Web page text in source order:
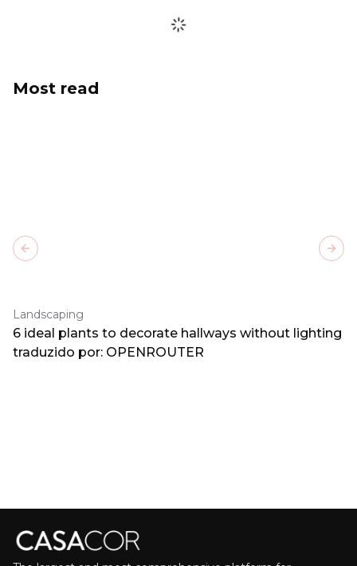
Most read
Landscaping
6 ideal plants to decorate hallways without lighting
traduzido por: OPENROUTER
Previous slide